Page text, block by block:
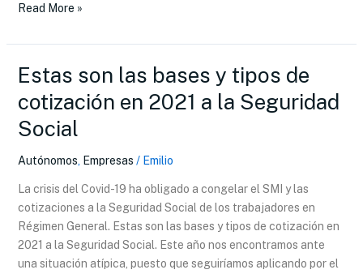
Read More »
Estas son las bases y tipos de
cotización en 2021 a la Seguridad
Social
Autónomos, Empresas / Emilio
La crisis del Covid-19 ha obligado a congelar el SMI y las
cotizaciones a la Seguridad Social de los trabajadores en
Régimen General. Estas son las bases y tipos de cotización en
2021 a la Seguridad Social. Este año nos encontramos ante
una situación atípica, puesto que seguiríamos aplicando por el
Estas
las
bases
tipos
de
cotización
en
2021